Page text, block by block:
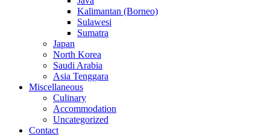
Kalimantan (Borneo)
Sulawesi
Sumatra
Japan
North Korea
Saudi Arabia
Asia Tenggara
Miscellaneous
Culinary
Accommodation
Uncategorized
Contact